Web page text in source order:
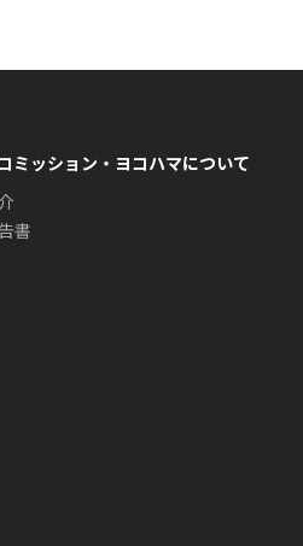
ミッション・ヨコハマについて
書